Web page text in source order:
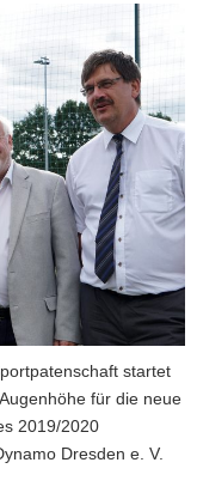
startet
für die neue
2019/2020
Dresden e. V.